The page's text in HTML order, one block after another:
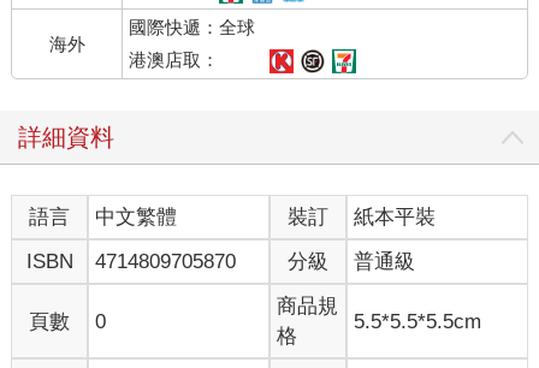
海外
國際快遞：全球
港澳店取：
詳細資料
語言 中文繁體 裝訂
紙本平裝
ISBN
4714809705870 分級 普通級
頁數 0
商品規
格
5.5*5.5*5.5cm